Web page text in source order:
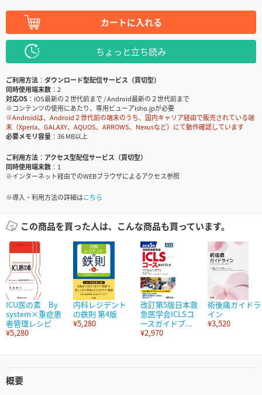
カートに入れる
ちょっと立ち読み
ご利用方法
ダウンロード型配信サービス（買切型）
同時使用端末数
2
対応OS
iOS最新の２世代前まで / Android最新の２世代前まで
※コンテンツの使用にあたり、専用ビューアisho.jpが必要
※Androidは、Android２世代前の端末のうち、国内キャリア経由で販売されている端
末（Xperia、GALAXY、AQUOS、ARROWS、Nexusなど）にて動作確認しています
必要メモリ容量
36 MB以上
ご利用方法
アクセス型配信サービス（買切型）
同時使用端末数
1
※インターネット経由でのWEBブラウザによるアクセス参照
※導入・利用方法の詳細はこちら
この商品を買った人は、こんな商品も買っています。
ICU医の素 By
system×重症患
者管理レシピ
¥5,280
内科レジデント
の鉄則 第4版
¥5,280
改訂第5版日本救
急医学会ICLSコ
ースガイドブ...
¥2,970
術後痛ガイドラ
イン
¥3,520
概要